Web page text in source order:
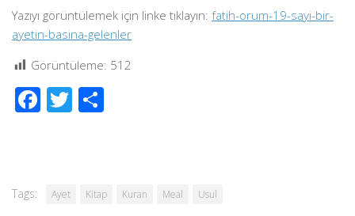
Yazıyı görüntülemek için linke tıklayın: fatih-orum-19-sayi-bir-
ayetin-basina-gelenler
Görüntüleme: 512
Facebook
Twitter
Tags: Ayet Kitap Kuran Meal Usul